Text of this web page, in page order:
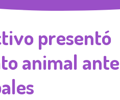
presentó
animal ante